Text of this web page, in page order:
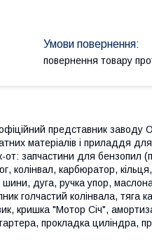
повернення товару
представник заводу
матеріалів і приладдя
от: запчастини для
колінвал, карбюратор,
шини, дуга, ручка упор,
голчастий колінвала, тяга
кришка "Мотор Січ",
прокладка циліндра,